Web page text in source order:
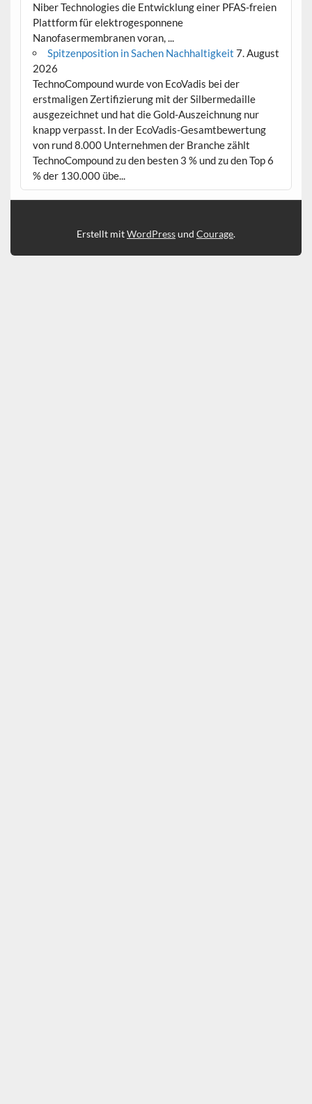
Niber Technologies die Entwicklung einer PFAS-freien
Plattform für elektrogesponnene
Nanofasermembranen voran, ...
Spitzenposition in Sachen Nachhaltigkeit 7. August
2026
TechnoCompound wurde von EcoVadis bei der
erstmaligen Zertifizierung mit der Silbermedaille
ausgezeichnet und hat die Gold-Auszeichnung nur
knapp verpasst. In der EcoVadis-Gesamtbewertung
von rund 8.000 Unternehmen der Branche zählt
TechnoCompound zu den besten 3 % und zu den Top 6
% der 130.000 übe...
Erstellt mitWordPressund Courage.